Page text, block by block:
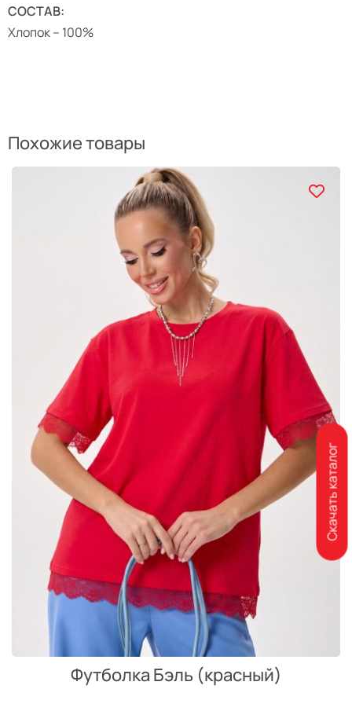
СОСТАВ:
Хлопок – 100%
Похожие товары
Футболка Бэль (красный)
Скачать каталог